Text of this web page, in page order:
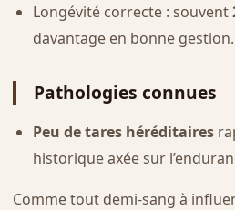
Longévité correcte : souvent
davantage en bonne gestion.
Pathologies connues
Peu de tares héréditaires
historique axée sur
Comme tout demi-sang à